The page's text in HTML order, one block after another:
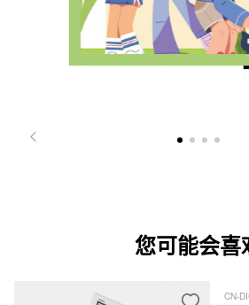
您可能会喜
CN-